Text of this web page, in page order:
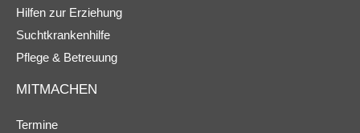
Hilfen zur Erziehung
Suchtkrankenhilfe
Pflege & Betreuung
MITMACHEN
Termine